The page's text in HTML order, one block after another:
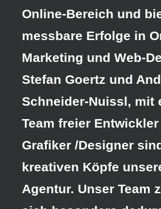
Online-Bereich und
messbare Erfolge in
Marketing und Web-
Stefan Goertz und
Schneider-Nuissl, mit
Team freier
Grafiker /Designer
kreativen Köpfe
Agentur. Unser Team